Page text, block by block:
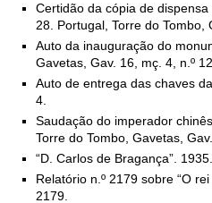
Certidão da cópia de
28. Portugal, Torre do Tombo,
Auto da inauguração do
Gavetas, Gav. 16, mç. 4, n.º
Auto de entrega das chaves
4.
Saudação do imperador
Torre do Tombo, Gavetas,
“D. Carlos de Bragança”.
Relatório n.º 2179 sobre “O
2179.